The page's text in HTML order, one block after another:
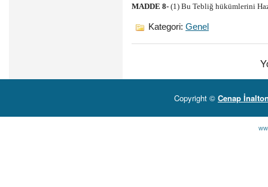
MADDE 8- (1) Bu Tebliğ hükümlerini
Kategori: Genel
Copyright © Cenap